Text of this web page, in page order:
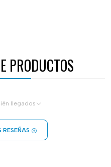
PRODUCTOS
llegados